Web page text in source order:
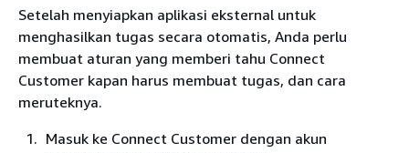
Setelah menyiapkan aplikasi eksternal untuk
menghasilkan tugas secara otomatis, Anda perlu
membuat aturan yang memberi tahu Connect
Customer kapan harus membuat tugas, dan cara
meruteknya.
Masuk ke Connect Customer dengan akun